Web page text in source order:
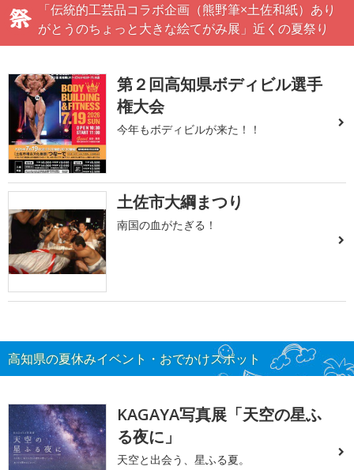
「伝統的工芸品コラボ企画（熊野筆×土佐和紙）あり
がとうのちょっと大きな絵てがみ展」近くの夏祭り
第２回高知県ボディビル選手
権大会
今年もボディビルが来た！！
土佐市大綱まつり
南国の血がたぎる！
高知県の夏休みイベント・おでかけスポット
KAGAYA写真展「天空の星ふ
る夜に」
天空と出会う、星ふる夏。